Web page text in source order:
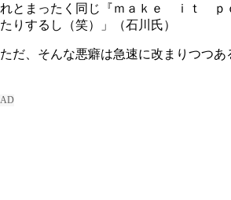
れとまったく同じ『ｍａｋｅ ｉｔ ｐ
たりするし（笑）」（石川氏）
ただ、そんな悪癖は急速に改まりつつあ